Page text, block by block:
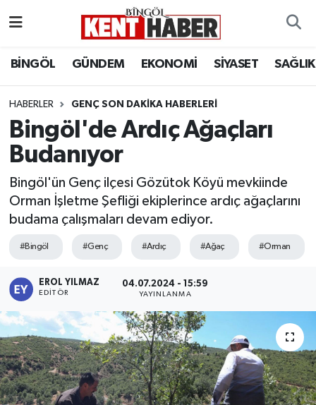
BİNGÖL GÜNDEM EKONOMİ SİYASET SAĞLIK
HABERLER GENÇ SON DAKIKA HABERLERI
Bingöl'de Ardıç Ağaçları
Budanıyor
Bingöl'ün Genç ilçesi Gözütok Köyü mevkiinde
Orman İşletme Şefliği ekiplerince ardıç ağaçlarını
budama çalışmaları devam ediyor.
#Bingöl #Genç #Ardıç #Ağaç #Orman
EROL YILMAZ
EDITÖR
04.07.2024 - 15:59
YAYINLANMA
BİLİM-TEKNOLOJİ
DÜNYA
EĞİTİM
EKONOMİ
KİĞI
MERKEZ
Bingöl Hava Durumu
Bingöl Namaz Vakitleri
Bingöl Trafik Yoğunluk Haritası
Süper Lig Puan Durumu ve Fikstür